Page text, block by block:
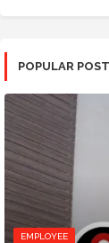
POPULAR
EMPLOYEE